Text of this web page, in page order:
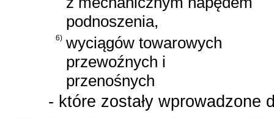
podnoszenia,
6) wyciągów towarowych
przewoźnych i
przenośnych
- które zostały wprowadzone